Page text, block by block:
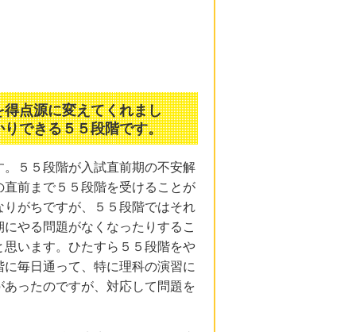
点源に変えてくれまし
できる５５段階です。
５５段階が入試直前期の不安解
前まで５５段階を受けることが
がちですが、５５段階ではそれ
やる問題がなくなったりするこ
います。ひたすら５５段階をや
毎日通って、特に理科の演習に
ったのですが、対応して問題を